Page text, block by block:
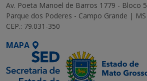
Av. Poeta Manoel de Barros 1779 - Bloco 5
Parque dos Poderes - Campo Grande | MS
CEP.: 79.031-350
MAPA